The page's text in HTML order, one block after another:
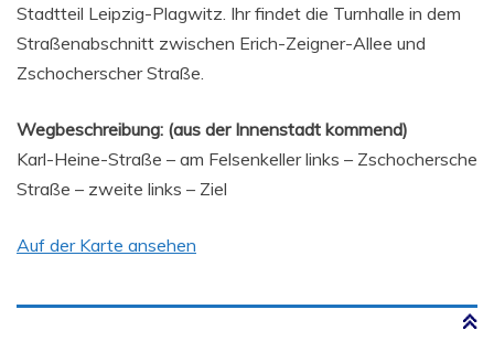
Stadtteil Leipzig-Plagwitz. Ihr findet die Turnhalle in dem
Straßenabschnitt zwischen Erich-Zeigner-Allee und
Zschocherscher Straße.
Wegbeschreibung: (aus der Innenstadt kommend)
Karl-Heine-Straße – am Felsenkeller links – Zschochersche
Straße – zweite links – Ziel
Auf der Karte ansehen